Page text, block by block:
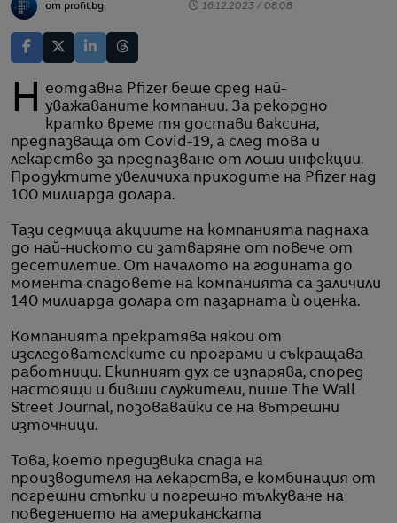
от profit.bg 16.12.2023 / 08:08
Неотдавна Pfizer беше сред най- уважаваните компании. За рекордно
кратко време тя достави ваксина,
предпазваща от Covid-19, а след това и
лекарство за предпазване от лоши инфекции.
Продуктите увеличиха приходите на Pfizer над
100 милиарда долара.
Тази седмица акциите на компанията паднаха
до най-ниското си затваряне от повече от
десетилетие. От началото на годината до
момента спадовете на компанията са заличили
140 милиарда долара от пазарната ѝ оценка.
Компанията прекратява някои от
изследователските си програми и съкращава
работници. Екипният дух се изпарява, според
настоящи и бивши служители, пише The Wall
Street Journal, позовавайки се на вътрешни
източници.
Това, което предизвика спада на
производителя на лекарства, е комбинация от
погрешни стъпки и погрешно тълкуване на
поведението на американската